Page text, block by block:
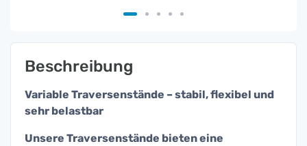
Beschreibung
Variable Traversenstände – stabil, flexibel und
sehr belastbar
Unsere Traversenstände bieten eine